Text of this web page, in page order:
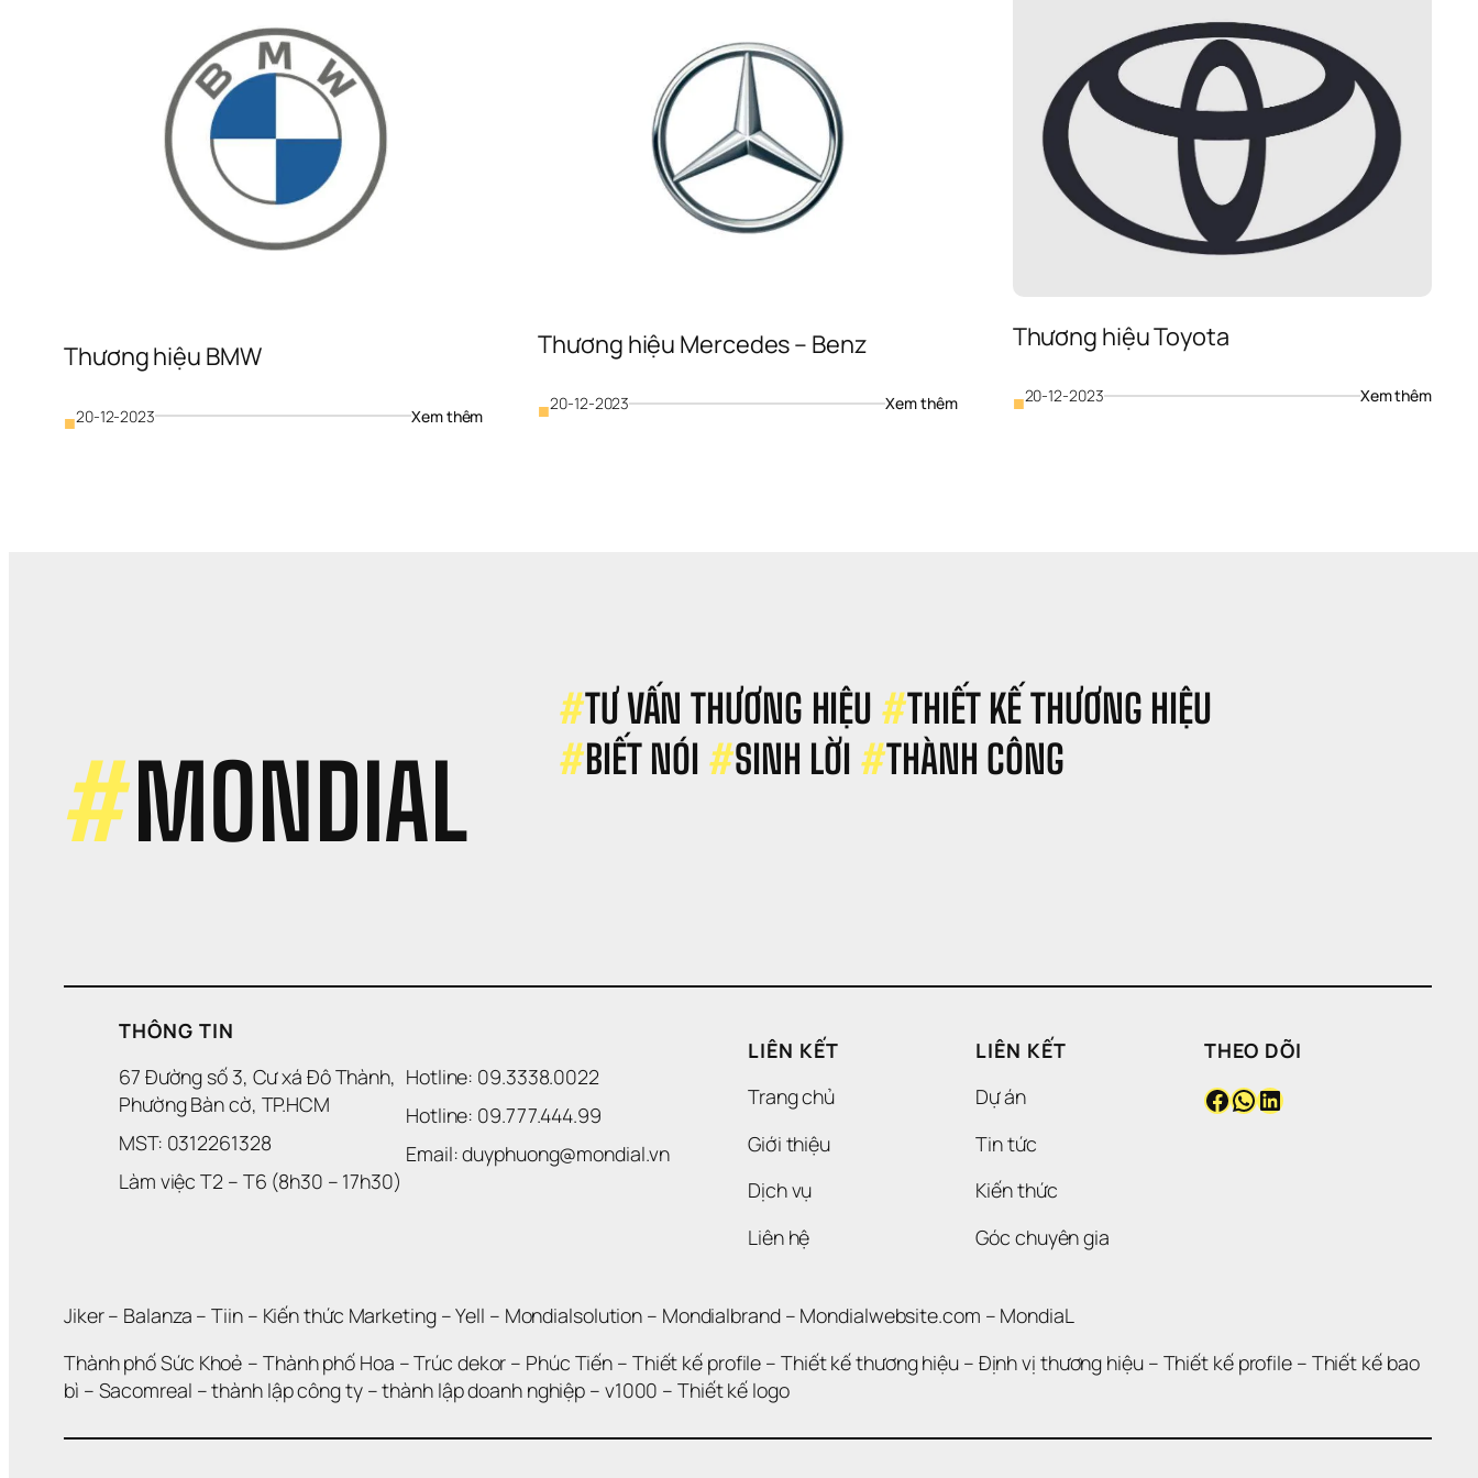
Thương hiệu BMW
■20-12-2023 Xem thêm:
Thương hiệu Mercedes – Benz
■20-12-2023 Xem thêm:
Thương hiệu Toyota
■20-12-2023 Xem thêm:
#MONDIAL
#TƯ VẤN THƯƠNG HIỆU #THIẾT KẾ THƯƠNG HIỆU
#BIẾT NÓI #SINH LỜI #THÀNH CÔNG
THÔNG TIN
67 Đường số 3, Cư xá Đô Thành,
Phường Bàn cờ, TP.HCM
MST: 0312261328
Làm việc T2 – T6 (8h30 – 17h30)
Hotline: 09.3338.0022
Hotline: 09.777.444.99
Email: duyphuong@mondial.vn
LIÊN KẾT
Trang chủ
Giới thiệu
Dịch vụ
Liên hệ
LIÊN KẾT
Dự án
Tin tức
Kiến thức
Góc chuyên gia
THEO DÕI
Facebook WhatsApp LinkedIn
Jiker – Balanza – Tiin – Kiến thức Marketing – Yell – Mondialsolution – Mondialbrand – Mondialwebsite.com – MondiaL
Thành phố Sức Khoẻ – Thành phố Hoa – Trúc dekor – Phúc Tiến – Thiết kế profile – Thiết kế thương hiệu – Định vị thương hiệu – Thiết kế profile – Thiết kế bao
bì – Sacomreal – thành lập công ty – thành lập doanh nghiệp – v1000 – Thiết kế logo